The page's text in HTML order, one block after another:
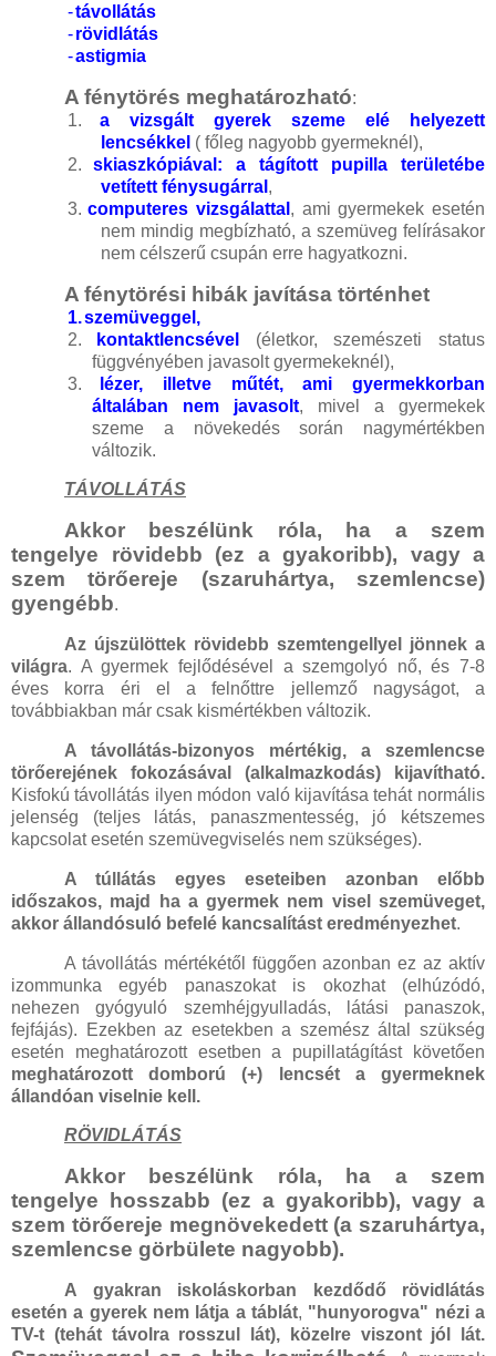
-távollátás
-rövidlátás
-astigmia
A fénytörés meghatározható:
1.
a vizsgált gyerek szeme elé helyezett
lencsékkel ( főleg nagyobb gyermeknél),
2.
skiaszkópiával: a tágított pupilla területébe
vetített fénysugárral ,
3. computeres vizsgálattal , ami gyermekek esetén
nem mindig megbízható, a szemüveg felírásakor
nem célszerű csupán erre hagyatkozni.
A fénytörési hibák javítása történhet
1.szemüveggel,
2.
kontaktlencsével
(életkor, szemészeti status
függvényében javasolt gyermekeknél),
3.
lézer, illetve műtét, ami gyermekkorban
általában nem javasolt, mivel a gyermekek
szeme a növekedés során nagymértékben
változik.
TÁVOLLÁTÁS
Akkor beszélünk róla, ha a szem
tengelye rövidebb (ez a gyakoribb), vagy a
szem törőereje (szaruhártya, szemlencse)
gyengébb.
Az újszülöttek rövidebb szemtengellyel jönnek a
világra. A gyermek fejlődésével a szemgolyó nő, és 7-8
éves korra éri el a felnőttre jellemző nagyságot, a
továbbiakban már csak kismértékben változik.
A távollátás-bizonyos mértékig, a szemlencse
törőerejének fokozásával (alkalmazkodás) kijavítható.
Kisfokú távollátás ilyen módon való kijavítása tehát normális
jelenség (teljes látás, panaszmentesség, jó kétszemes
kapcsolat esetén szemüvegviselés nem szükséges).
A túllátás egyes eseteiben azonban előbb
időszakos, majd ha a gyermek nem visel szemüveget,
akkor állandósuló befelé kancsalítást eredményezhet.
A távollátás mértékétől függően azonban ez az aktív
izommunka egyéb panaszokat is okozhat (elhúzódó,
nehezen gyógyuló szemhéjgyulladás, látási panaszok,
fejfájás). Ezekben az esetekben a szemész által szükség
esetén meghatározott esetben a pupillatágítást követően
meghatározott domború (+) lencsét a gyermeknek
állandóan viselnie kell.
RÖVIDLÁTÁS
Akkor beszélünk róla, ha a szem
tengelye hosszabb (ez a gyakoribb), vagy a
szem törőereje megnövekedett (a szaruhártya,
szemlencse görbülete nagyobb).
A gyakran iskoláskorban kezdődő rövidlátás
esetén a gyerek nem látja a táblát, "hunyorogva" nézi a
TV-t (tehát távolra rosszul lát), közelre viszont jól lát.